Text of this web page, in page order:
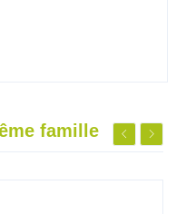
famille